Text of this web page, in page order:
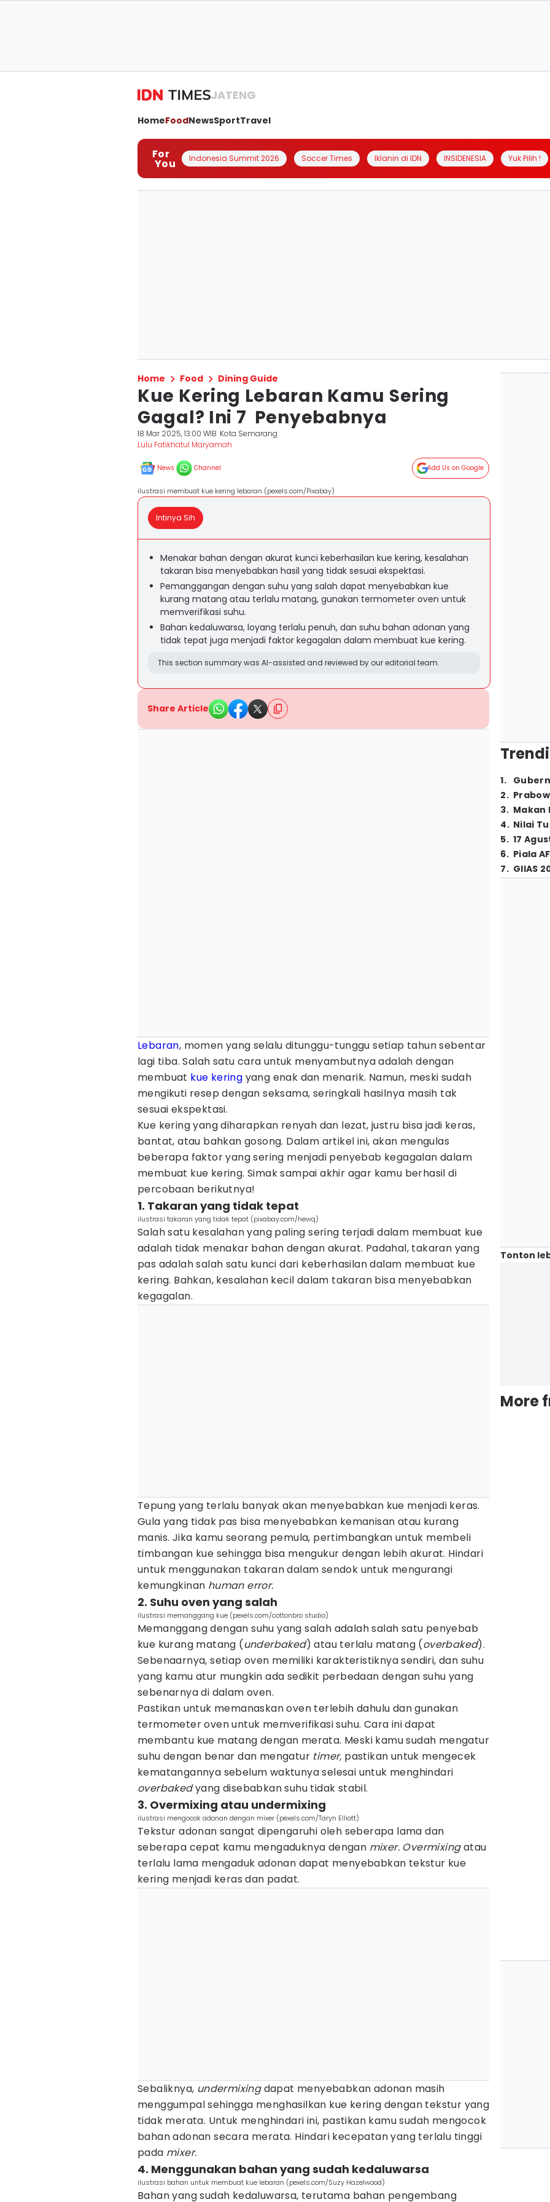
JATENG
HomeFoodNewsSportTravel
For
You Indonesia Summit 2026 Soccer Times Iklanin di IDN INSIDENESIA Yuk Pilih !
Home Food Dining Guide
Kue Kering Lebaran Kamu Sering
Gagal? Ini 7 Penyebabnya
18 Mar 2025, 13:00 WIB Kota Semarang
Lulu Fatikhatul Maryamah
News Channel Add Us on Google
ilustrasi membuat kue kering lebaran (pexels.com/Pixabay)
Intinya Sih
Menakar bahan dengan akurat kunci keberhasilan kue kering, kesalahan
takaran bisa menyebabkan hasil yang tidak sesuai ekspektasi.
Pemanggangan dengan suhu yang salah dapat menyebabkan kue
kurang matang atau terlalu matang, gunakan termometer oven untuk
memverifikasi suhu.
Bahan kedaluwarsa, loyang terlalu penuh, dan suhu bahan adonan yang
tidak tepat juga menjadi faktor kegagalan dalam membuat kue kering.
This section summary was AI-assisted and reviewed by our editorial team.
Share Article
Lebaran, momen yang selalu ditunggu-tunggu setiap tahun sebentar
lagi tiba. Salah satu cara untuk menyambutnya adalah dengan
membuat kue kering yang enak dan menarik. Namun, meski sudah
mengikuti resep dengan seksama, seringkali hasilnya masih tak
sesuai ekspektasi.
Kue kering yang diharapkan renyah dan lezat, justru bisa jadi keras,
bantat, atau bahkan gosong. Dalam artikel ini, akan mengulas
beberapa faktor yang sering menjadi penyebab kegagalan dalam
membuat kue kering. Simak sampai akhir agar kamu berhasil di
percobaan berikutnya!
1. Takaran yang tidak tepat
ilustrasi takaran yang tidak tepat (pixabay.com/hewq)
Salah satu kesalahan yang paling sering terjadi dalam membuat kue
adalah tidak menakar bahan dengan akurat. Padahal, takaran yang
pas adalah salah satu kunci dari keberhasilan dalam membuat kue
kering. Bahkan, kesalahan kecil dalam takaran bisa menyebabkan
kegagalan.
Tepung yang terlalu banyak akan menyebabkan kue menjadi keras.
Gula yang tidak pas bisa menyebabkan kemanisan atau kurang
manis. Jika kamu seorang pemula, pertimbangkan untuk membeli
timbangan kue sehingga bisa mengukur dengan lebih akurat. Hindari
untuk menggunakan takaran dalam sendok untuk mengurangi
kemungkinan human error.
2. Suhu oven yang salah
ilustrasi memanggang kue (pexels.com/cottonbro studio)
Memanggang dengan suhu yang salah adalah salah satu penyebab
kue kurang matang (underbaked) atau terlalu matang (overbaked).
Sebenaarnya, setiap oven memiliki karakteristiknya sendiri, dan suhu
yang kamu atur mungkin ada sedikit perbedaan dengan suhu yang
sebenarnya di dalam oven.
Pastikan untuk memanaskan oven terlebih dahulu dan gunakan
termometer oven untuk memverifikasi suhu. Cara ini dapat
membantu kue matang dengan merata. Meski kamu sudah mengatur
suhu dengan benar dan mengatur timer, pastikan untuk mengecek
kematangannya sebelum waktunya selesai untuk menghindari
overbakedyang disebabkan suhu tidak stabil.
3. Overmixing atau undermixing
ilustrasi mengocok adonan dengan mixer (pexels.com/Taryn Elliott)
Tekstur adonan sangat dipengaruhi oleh seberapa lama dan
seberapa cepat kamu mengaduknya dengan mixer. Overmixingatau
terlalu lama mengaduk adonan dapat menyebabkan tekstur kue
kering menjadi keras dan padat.
Sebaliknya, undermixingdapat menyebabkan adonan masih
menggumpal sehingga menghasilkan kue kering dengan tekstur yang
tidak merata. Untuk menghindari ini, pastikan kamu sudah mengocok
bahan adonan secara merata. Hindari kecepatan yang terlalu tinggi
pada mixer.
4. Menggunakan bahan yang sudah kedaluwarsa
ilustrasi bahan untuk membuat kue lebaran (pexels.com/Suzy Hazelwood)
Bahan yang sudah kedaluwarsa, terutama bahan pengembang
1.
2.
3. Makan
4. Nilai
5. 17
6. Piala
7. GIIAS
Tonton
More